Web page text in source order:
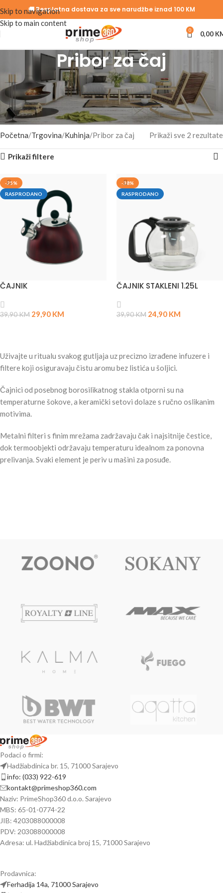
Skip to navigation
Skip to main content
🚚 Besplatna dostava za sve narudžbe iznad 100 KM
0 0,00
Pribor za čaj
Pretvorite svako ispijanje čaja u mali ritual – odaberite čajnike od
finog stakla, keramičke setove s ručno oslikanim uzorcima i precizne
metalne infuzere. Svaki komad dizajniran je da istakne aromu i očuva
toplinu.
Početna Trgovina Kuhinja Pribor za čaj Prikaži sve 2 rezultate
Prikaži filtere
-25%
RASPRODANO
ČAJNIK
39,90KM 29,90 KM
-38%
RASPRODANO
ČAJNIK STAKLENI 1.25L
39,90KM 24,90 KM
Uživajte u ritualu svakog gutljaja uz precizno izrađene infuzere i
filtere koji osiguravaju čistu aromu bez listića u šoljici.
Čajnici od posebnog borosilikatnog stakla otporni su na
temperaturne šokove, a keramički setovi dolaze s ručno oslikanim
motivima.
Metalni filteri s finim mrežama zadržavaju čak i najsitnije čestice,
dok termoobjekti održavaju temperaturu idealnom za ponovna
prelivanja. Svaki element je periv u mašini za posuđe.
Podaci o firmi:
Hadžiabdinica br. 15, 71000 Sarajevo
info: (033) 922-619
kontakt@primeshop360.com
Naziv: PrimeShop360 d.o.o. Sarajevo
MBS: 65-01-0774-22
JIB: 4203088000008
PDV: 203088000008
Adresa: ul. Hadžiabdinica broj 15, 71000 Sarajevo
Prodavnica:
Ferhadija 14a, 71000 Sarajevo